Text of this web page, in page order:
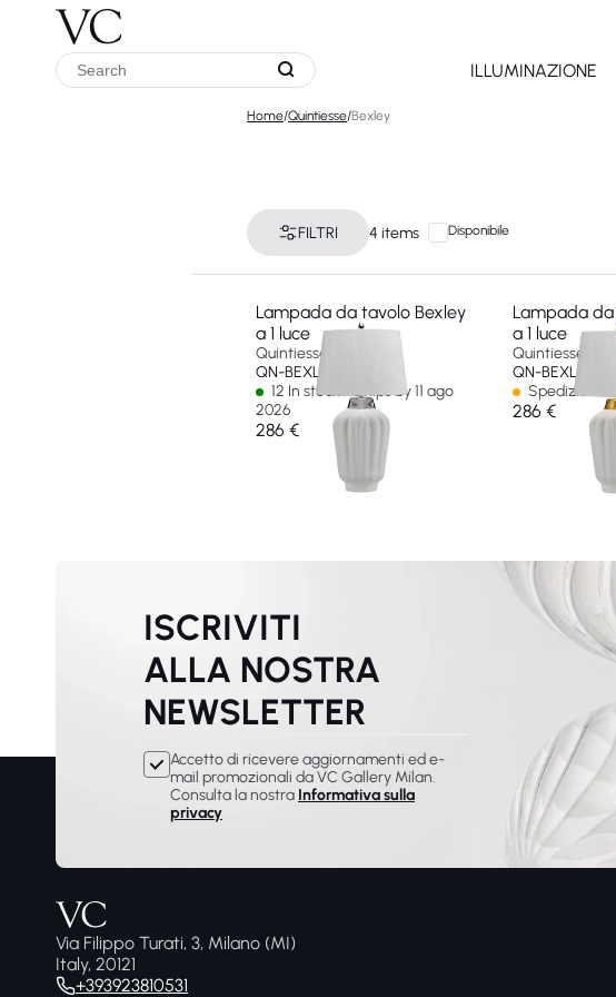
ILLUMINAZIONE
Home/Quintiesse/Bexley
FILTRI 4 items Disponibile
Lampada da tavolo Bexley
a 1 luce
Quintiesse
QN-BEXLEY-TL-WPN
12 In stock - Ships by 11 ago
2026
286 €
Lampada
a 1 luce
Quintiesse
QN-BEXLEY-
Spedizione
286 €
ISCRIVITI
ALLA NOSTRA
NEWSLETTER
Accetto di ricevere aggiornamenti ed e-
mail promozionali da VC Gallery Milan.
Consulta la nostra Informativa sulla
privacy
Via Filippo Turati, 3, Milano (MI)
Italy, 20121
+393923810531